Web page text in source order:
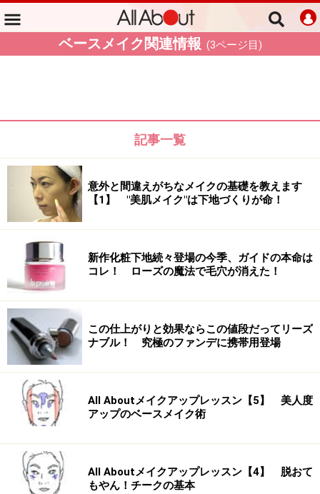
ベースメイク関連情報 (3ページ目)
記事一覧
意外と間違えがちなメイクの基礎を教えます
【1】 "美肌メイク"は下地づくりが命！
新作化粧下地続々登場の今季、ガイドの本命は
コレ！ ローズの魔法で毛穴が消えた！
この仕上がりと効果ならこの値段だってリーズ
ナブル！ 究極のファンデに携帯用登場
All Aboutメイクアップレッスン【5】 美人度
アップのベースメイク術
All Aboutメイクアップレッスン【4】 脱おて
もやん！チークの基本